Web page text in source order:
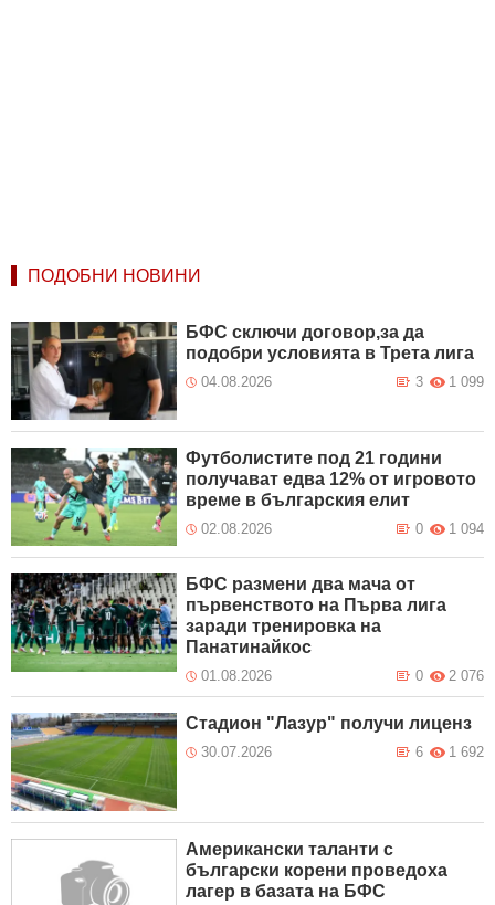
ПОДОБНИ НОВИНИ
БФС сключи договор,за да
подобри условията в Трета лига
04.08.2026 1 099
3
Футболистите под 21 години
получават едва 12% от игровото
време в българския елит
02.08.2026 1 094
0
БФС размени два мача от
първенството на Първа лига
заради тренировка на
Панатинайкос
01.08.2026 2 076
0
Стадион "Лазур" получи лиценз
30.07.2026 1 692
6
Американски таланти с
български корени проведоха
лагер в базата на БФС